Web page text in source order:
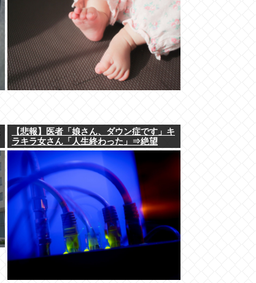
【悲報】医者「娘さん、ダウン症です」キ
ラキラ女さん「人生終わった」⇒絶望
へ！！！！